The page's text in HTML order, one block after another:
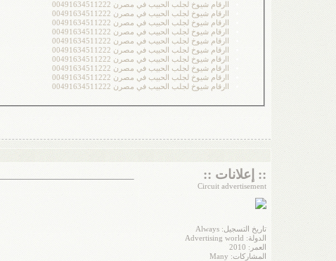
اارقام شيوخ لجلب الحبيب في مصرن 00491634511222
اارقام شيوخ لجلب الحبيب في مصرن 00491634511222
اارقام شيوخ لجلب الحبيب في مصرن 00491634511222
اارقام شيوخ لجلب الحبيب في مصرن 00491634511222
اارقام شيوخ لجلب الحبيب في مصرن 00491634511222
اارقام شيوخ لجلب الحبيب في مصرن 00491634511222
اارقام شيوخ لجلب الحبيب في مصرن 00491634511222
اارقام شيوخ لجلب الحبيب في مصرن 00491634511222
اارقام شيوخ لجلب الحبيب في مصرن 00491634511222
اارقام شيوخ لجلب الحبيب في مصرن 00491634511222
:: إعلانات ::
Circuit advertisement
تاريخ التسجيل: Always
الدولة: Advertising world
العمر: 2010
المشاركات: Many